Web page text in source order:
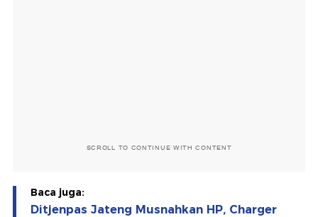
SCROLL TO CONTINUE WITH CONTENT
Baca juga:
Ditjenpas Jateng Musnahkan HP, Charger